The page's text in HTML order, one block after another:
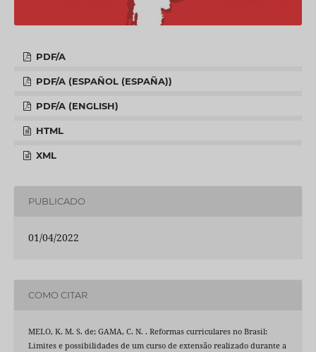
PDF/A
PDF/A (ESPAÑOL (ESPAÑA))
PDF/A (ENGLISH)
HTML
XML
PUBLICADO
01/04/2022
COMO CITAR
MELO, K. M. S. de; GAMA, C. N. . Reformas curriculares no Brasil:
Limites e possibilidades de um curso de extensão realizado durante a